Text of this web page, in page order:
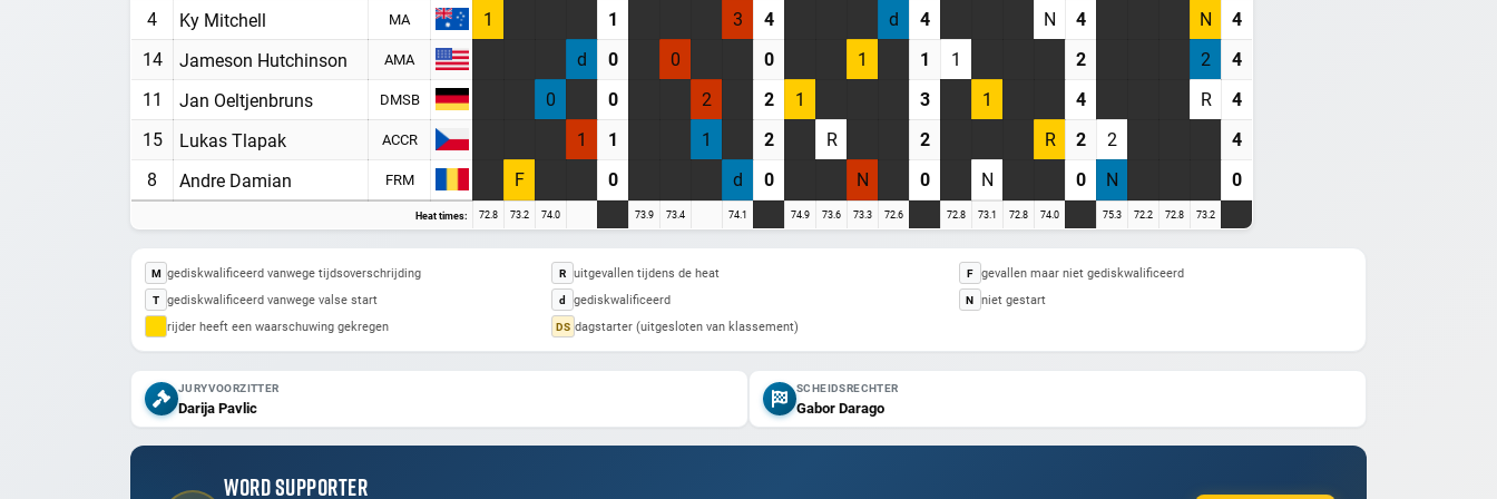
4
Ky Mitchell MA 1 1 3 4 d 4 N 4 N
4
14
Jameson Hutchinson AMA d 0 0 0 1 1 1 2 2
4
11
Jan Oeltjenbruns DMSB 0 0 2 2 1 3 1 4 R
4
15
Lukas Tlapak ACCR 1 1 1 2 R 2 R 2 2
4
8
Andre Damian FRM F 0 d 0 N 0 N 0 N 0
Heat times: 72.8 73.2 74.0 73.9 73.4 74.1 74.9 73.6 73.3 72.6 72.8 73.1 72.8 74.0 75.3 72.2 72.8 73.2
M gediskwalificeerd vanwege tijdsoverschrijding R uitgevallen tijdens de heat F gevallen maar niet gediskwalificeerd
T gediskwalificeerd vanwege valse start d gediskwalificeerd N niet gestart
rijder heeft een waarschuwing gekregen
DS dagstarter (uitgesloten van klassement)
JURYVOORZITTER
Darija Pavlic
SCHEIDSRECHTER
Gabor Darago
WORD SUPPORTER
Misschien later
Heb je al een account? Inloggen